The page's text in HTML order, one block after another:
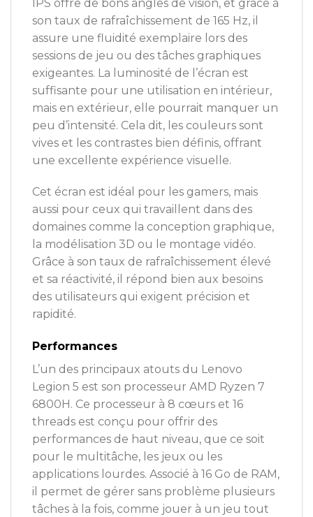
IPS offre de bons angles de vision, et grâce à
son taux de rafraîchissement de 165 Hz, il
assure une fluidité exemplaire lors des
sessions de jeu ou des tâches graphiques
exigeantes. La luminosité de l’écran est
suffisante pour une utilisation en intérieur,
mais en extérieur, elle pourrait manquer un
peu d’intensité. Cela dit, les couleurs sont
vives et les contrastes bien définis, offrant
une excellente expérience visuelle.
Cet écran est idéal pour les gamers, mais
aussi pour ceux qui travaillent dans des
domaines comme la conception graphique,
la modélisation 3D ou le montage vidéo.
Grâce à son taux de rafraîchissement élevé
et sa réactivité, il répond bien aux besoins
des utilisateurs qui exigent précision et
rapidité.
Performances
L’un des principaux atouts du Lenovo
Legion 5 est son processeur AMD Ryzen 7
6800H. Ce processeur à 8 cœurs et 16
threads est conçu pour offrir des
performances de haut niveau, que ce soit
pour le multitâche, les jeux ou les
applications lourdes. Associé à 16 Go de RAM,
il permet de gérer sans problème plusieurs
tâches à la fois, comme jouer à un jeu tout